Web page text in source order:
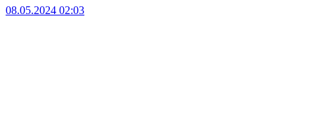
08.05.2024 02:03